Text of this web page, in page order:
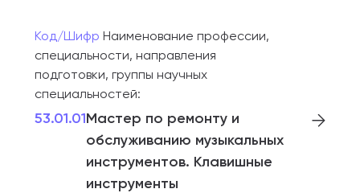
Код/Шифр Наименование профессии,
специальности, направления
подготовки, группы научных
специальностей:
53.01.01Мастер по ремонту и
обслуживанию музыкальных
инструментов. Клавишные
инструменты